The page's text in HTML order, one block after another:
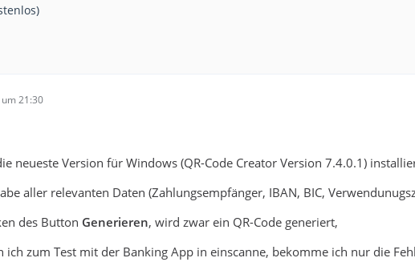
um 21:30
neueste Version für Windows (QR-Code Creator Version 7.4.0.1)
aller relevanten Daten (Zahlungsempfänger, IBAN, BIC,
des Button Generieren, wird zwar ein QR-Code generiert,
ich zum Test mit der Banking App in einscanne, bekomme ich nur die